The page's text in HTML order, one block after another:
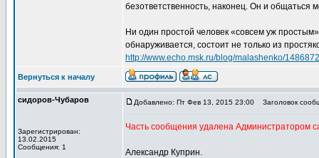
безответственность, наконец. Он и общаться
Ни один простой человек «совсем уж
обнаруживается, состоит не только из
http://www.echo.msk.ru/blog/malashenko/
Вернуться к началу
сидоров-Чубаров
Зарегистрирован:
13.02.2015
Сообщения: 1
Добавлено: Пт Фев 13, 2015 23:00 Заголовок
Часть сообщения удалена Администратором
Александр Куприн.